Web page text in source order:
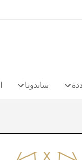
ساندونا